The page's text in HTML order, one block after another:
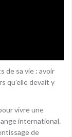
de sa vie : avoir
qu’elle devait y
vivre une
international.
de